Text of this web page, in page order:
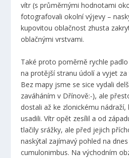
vítr (s průměrnými hodnotami
fotografovali okolní výjevy –
kupovitou oblačnost zhusta
oblačnými vrstvami.
Také proto poměrně rychle
na protější stranu údolí a vyjet
Bez mapy jsme se sice vydali
zaváháním v Dřínově:-), ale
dostali až ke zlonickému nádraží,
usadili. Vítr opět zesílil a od
tlačily srážky, ale před jejich
naskýtal zajímavý pohled na
cumulonimbus. Na východním